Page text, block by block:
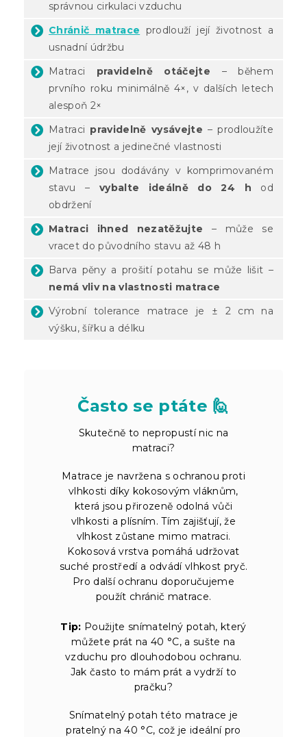
správnou cirkulaci vzduchu
Chránič matrace prodlouží její životnost a
usnadní údržbu
Matraci pravidelně otáčejte – během
prvního roku minimálně 4×, v dalších letech
alespoň 2×
Matraci pravidelně vysávejte – prodloužíte
její životnost a jedinečné vlastnosti
Matrace jsou dodávány v komprimovaném
stavu – vybalte ideálně do 24 h od
obdržení
Matraci ihned nezatěžujte – může se
vracet do původního stavu až 48 h
Barva pěny a prošití potahu se může lišit –
nemá vliv na vlastnosti matrace
Výrobní tolerance matrace je ± 2 cm na
výšku, šířku a délku
Často se ptáte 🙋
Skutečně to nepropustí nic na
matraci?
Matrace je navržena s ochranou proti
vlhkosti díky kokosovým vláknům,
která jsou přirozeně odolná vůči
vlhkosti a plísním. Tím zajišťují, že
vlhkost zůstane mimo matraci.
Kokosová vrstva pomáhá udržovat
suché prostředí a odvádí vlhkost pryč.
Pro další ochranu doporučujeme
použít chránič matrace.
Tip: Použijte snímatelný potah, který
můžete prát na 40 °C, a sušte na
vzduchu pro dlouhodobou ochranu.
Jak často to mám prát a vydrží to
pračku?
Snímatelný potah této matrace je
pratelný na 40 °C, což je ideální pro